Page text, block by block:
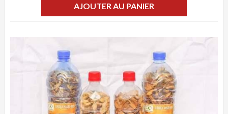
AJOUTER AU PANIER